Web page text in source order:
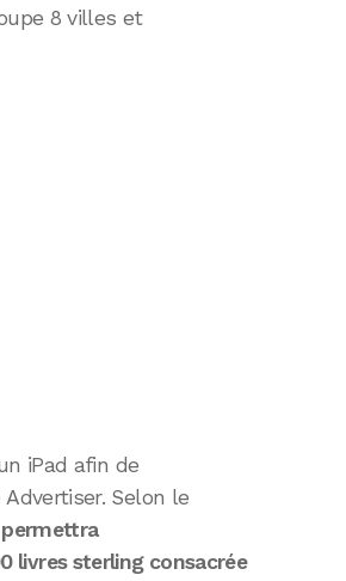
8 villes et
iPad afin de
Selon le
livres sterling consacrée